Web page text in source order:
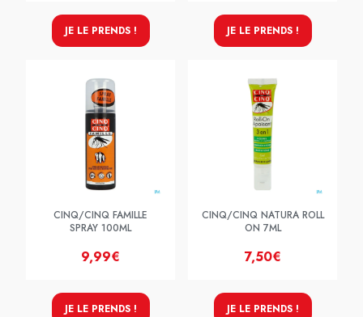
JE LE PRENDS ! JE LE PRENDS !
CINQ/CINQ FAMILLE
SPRAY 100ML
9,99€
JE LE PRENDS !
CINQ/CINQ NATURA ROLL
ON 7ML
7,50€
JE LE PRENDS !